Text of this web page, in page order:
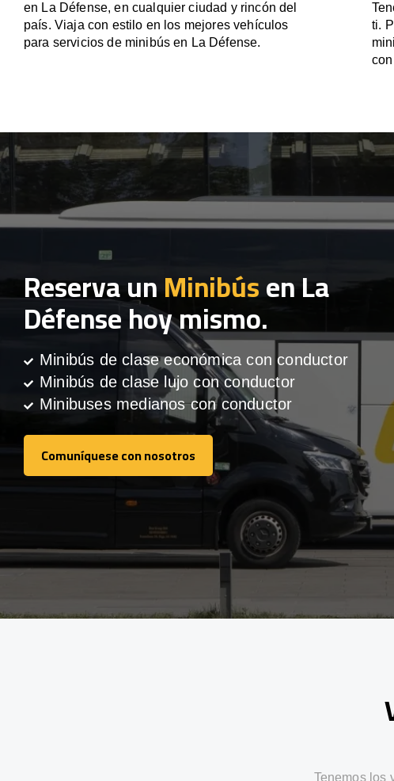
en La Défense, en cualquier ciudad y rincón del
país. Viaja con estilo en los mejores vehículos
para servicios de minibús en La Défense.
ti.
Reserva unMinibúsen La
Défense hoy mismo.
Minibús de clase económica con conductor
Minibús de clase lujo con conductor
Minibuses medianos con conductor
Comuníquese con nosotros
Comuníquese con nosotros
Tenemos los